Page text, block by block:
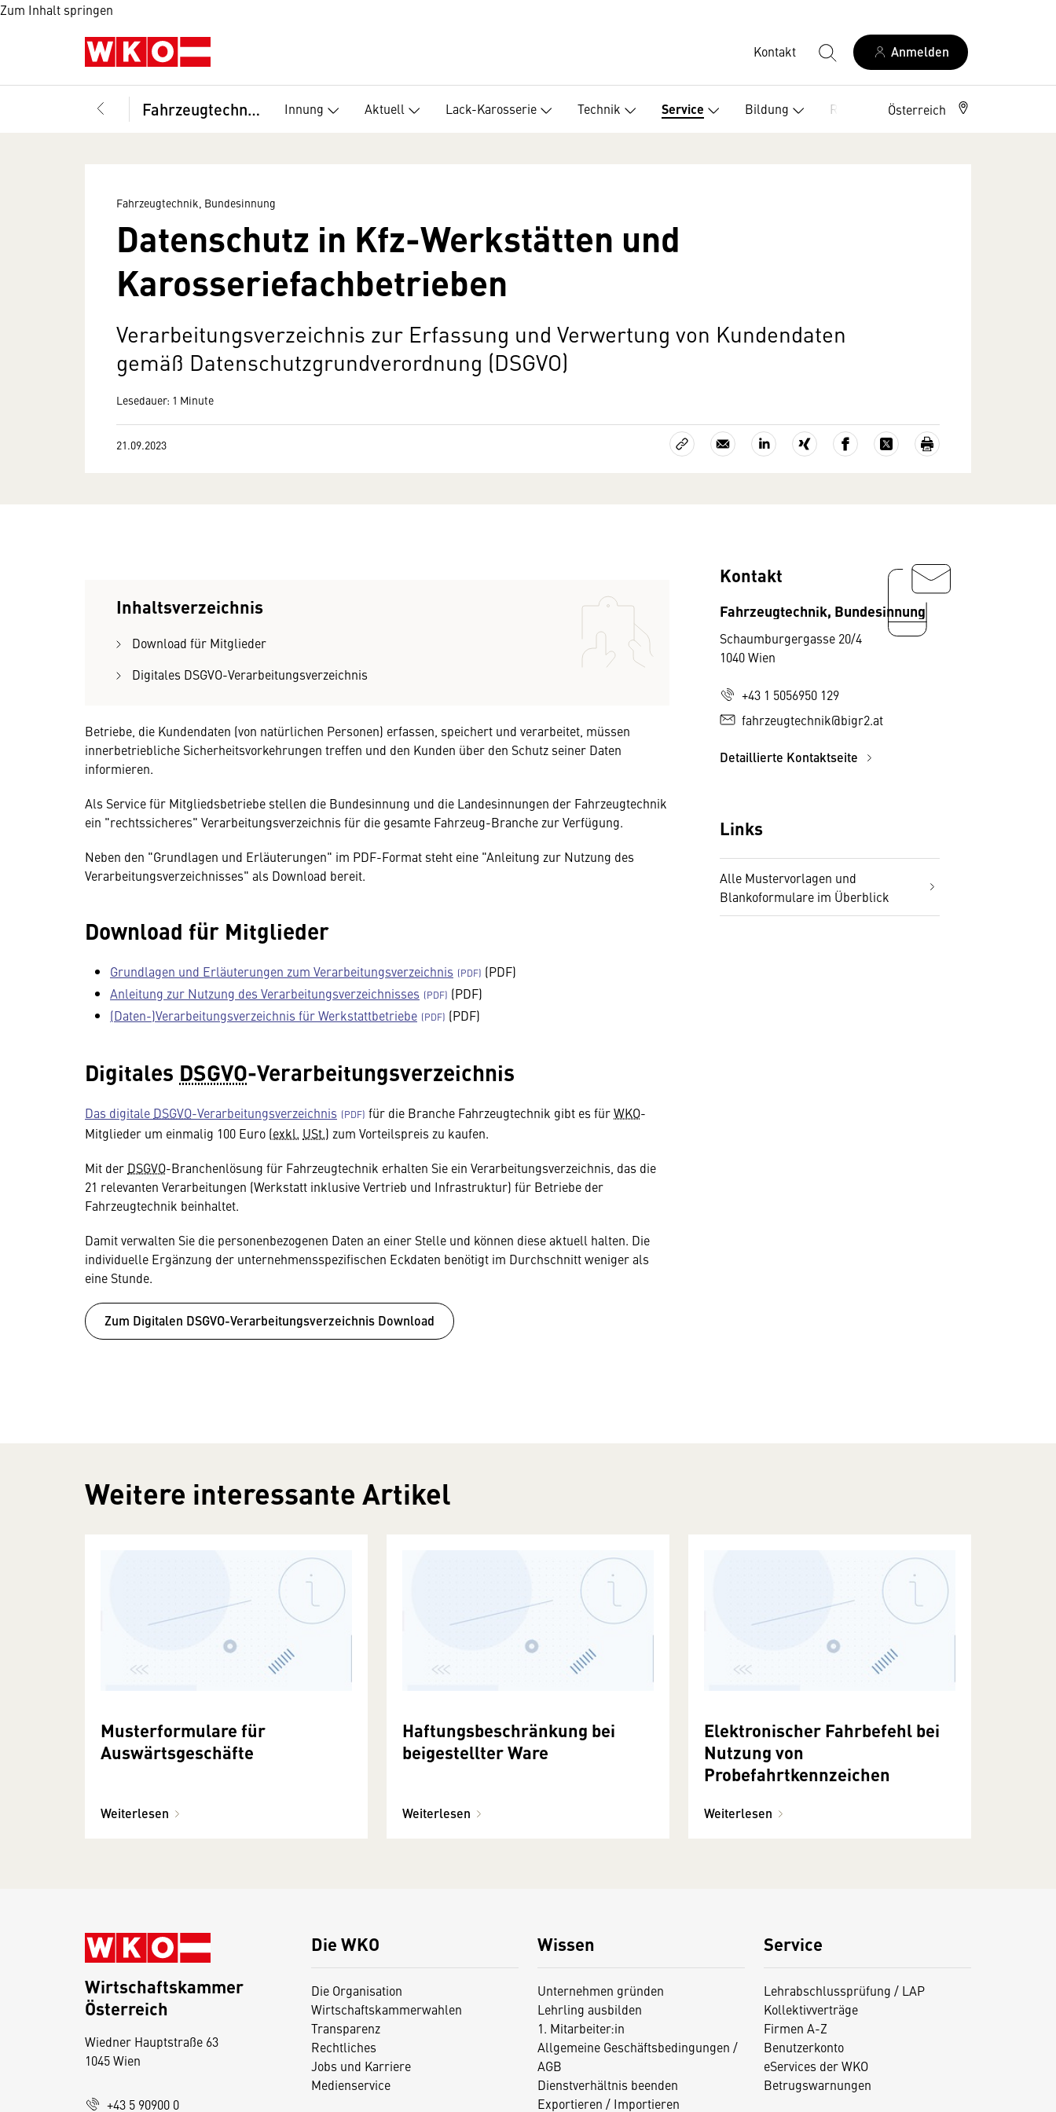
Zum Inhalt springen
Kontakt Anmelden
Fahrzeugtechnik, Bundesinnung Innung Aktuell Lack-Karosserie Technik Service Bildung Recht Österreich
Fahrzeugtechnik, Bundesinnung
Datenschutz in Kfz-Werkstätten und
Karosseriefachbetrieben
Verarbeitungsverzeichnis zur Erfassung und Verwertung von Kundendaten
gemäß Datenschutzgrundverordnung (DSGVO)
Lesedauer: 1 Minute
21.09.2023
Inhaltsverzeichnis
Download für Mitglieder
Digitales DSGVO-Verarbeitungsverzeichnis
Betriebe, die Kundendaten (von natürlichen Personen) erfassen, speichert und verarbeitet, müssen
innerbetriebliche Sicherheitsvorkehrungen treffen und den Kunden über den Schutz seiner Daten
informieren.
Als Service für Mitgliedsbetriebe stellen die Bundesinnung und die Landesinnungen der Fahrzeugtechnik
ein "rechtssicheres" Verarbeitungsverzeichnis für die gesamte Fahrzeug-Branche zur Verfügung.
Neben den "Grundlagen und Erläuterungen" im PDF-Format steht eine "Anleitung zur Nutzung des
Verarbeitungsverzeichnisses" als Download bereit.
Download für Mitglieder
Grundlagen und Erläuterungen zum Verarbeitungsverzeichnis
(PDF)
Anleitung zur Nutzung des Verarbeitungsverzeichnisses
(PDF)
(Daten-)Verarbeitungsverzeichnis für Werkstattbetriebe
(PDF)
Digitales DSGVO-Verarbeitungsverzeichnis
Das digitale DSGVO-Verarbeitungsverzeichnis für die Branche Fahrzeugtechnik gibt es fürWKO-
Mitglieder um einmalig 100 Euro (exkl. USt.) zum Vorteilspreis zu kaufen.
Mit der DSGVO-Branchenlösung für Fahrzeugtechnik erhalten Sie ein Verarbeitungsverzeichnis, das die
21 relevanten Verarbeitungen (Werkstatt inklusive Vertrieb und Infrastruktur) für Betriebe der
Fahrzeugtechnik beinhaltet.
Damit verwalten Sie die personenbezogenen Daten an einer Stelle und können diese aktuell halten. Die
individuelle Ergänzung der unternehmensspezifischen Eckdaten benötigt im Durchschnitt weniger als
eine Stunde.
Zum Digitalen DSGVO-Verarbeitungsverzeichnis Download
Kontakt
Fahrzeugtechnik, Bundesinnung
Schaumburgergasse 20/4
1040 Wien
+43 1 5056950 129
fahrzeugtechnik@bigr2.at
Detaillierte Kontaktseite
Links
Alle Mustervorlagen und
Blankoformulare im Überblick
Weitere interessante Artikel
Musterformulare für
Auswärtsgeschäfte
Weiterlesen
Haftungsbeschränkung bei
beigestellter Ware
Weiterlesen
Elektronischer Fahrbefehl bei
Nutzung von
Probefahrtkennzeichen
Weiterlesen
Die WKO
Die Organisation
Wirtschaftskammerwahlen
Transparenz
Rechtliches
Jobs und Karriere
Medienservice
Wissen
Unternehmen gründen
Lehrling ausbilden
1. Mitarbeiter:in
Allgemeine Geschäftsbedingungen /
AGB
Dienstverhältnis beenden
Exportieren / Importieren
Service
Lehrabschlussprüfung / LAP
Kollektivverträge
Firmen A-Z
Benutzerkonto
eServices der WKO
Betrugswarnungen
Wirtschaftskammer
Österreich
Wiedner Hauptstraße 63
1045 Wien
+43 5 90900 0